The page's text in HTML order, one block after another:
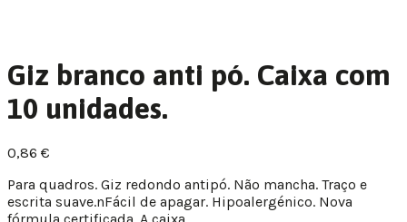
Giz branco anti pó. Caixa com
10 unidades.
0,86 €
Para quadros. Giz redondo antipó. Não mancha. Traço e
escrita suave.nFácil de apagar. Hipoalergénico. Nova